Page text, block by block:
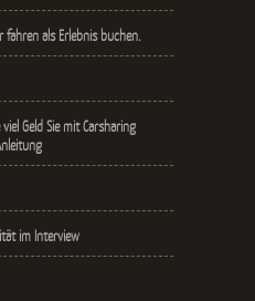
fahren als Erlebnis buchen.
Geld Sie mit Carsharing
im Interview